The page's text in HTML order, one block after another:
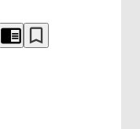
chrome_reader_mode bookmark_border